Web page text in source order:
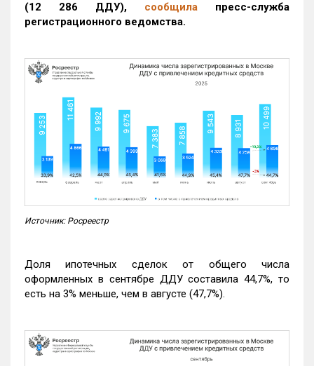
(12 286 ДДУ), сообщила пресс-служба
регистрационного ведомства.
Источник: Росреестр
Доля ипотечных сделок от общего числа
оформленных в сентябре ДДУ составила 44,7%, то
есть на 3% меньше, чем в августе (47,7%).